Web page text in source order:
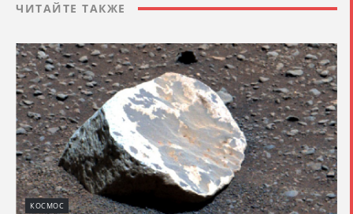
ЧИТАЙТЕ ТАКЖЕ
КОСМОС